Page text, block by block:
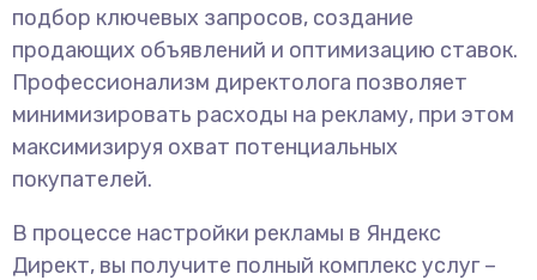
подбор ключевых запросов, создание
продающих объявлений и оптимизацию ставок.
Профессионализм директолога позволяет
минимизировать расходы на рекламу, при этом
максимизируя охват потенциальных
покупателей.
В процессе настройки рекламы в Яндекс
Директ, вы получите полный комплекс услуг –